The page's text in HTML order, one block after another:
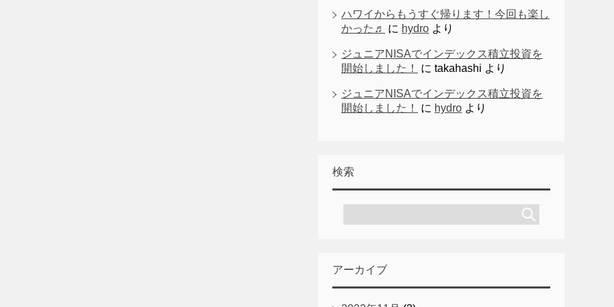
ハワイからもうすぐ帰ります！今回も楽し
かった♬
に hydro より
ジュニアNISAでインデックス積立投資を
開始しました！
に takahashi より
ジュニアNISAでインデックス積立投資を
開始しました！
に hydro より
検索
アーカイブ